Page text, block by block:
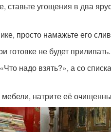
угощения в два
просто намажьте его
готовке не будет прилипать.
надо взять?», а со
натрите её